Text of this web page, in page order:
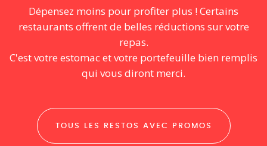
Dépensez moins pour profiter plus ! Certains
restaurants offrent de belles réductions sur votre
repas.
C'est votre estomac et votre portefeuille bien remplis
qui vous diront merci.
TOUS LES RESTOS AVEC PROMOS